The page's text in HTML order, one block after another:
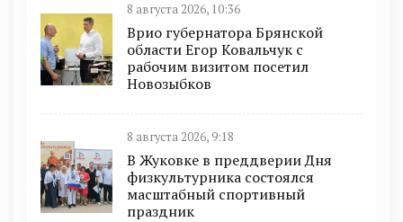
8 августа 2026, 10:36
Врио губернатора Брянской
области Егор Ковальчук с
рабочим визитом посетил
Новозыбков
8 августа 2026, 9:18
В Жуковке в преддверии Дня
физкультурника состоялся
масштабный спортивный
праздник